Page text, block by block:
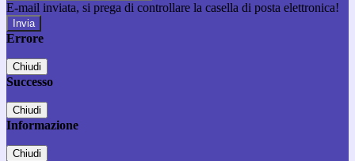
E-mail inviata, si prega di controllare la casella di posta elettronica!
Errore
Chiudi
Successo
Chiudi
Informazione
Chiudi